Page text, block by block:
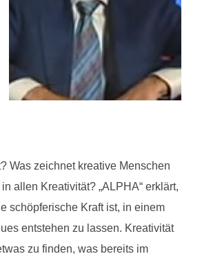
Was zeichnet kreative Menschen
allen Kreativität? „ALPHA“ erklärt,
schöpferische Kraft ist, in einem
entstehen zu lassen. Kreativität
zu finden, was bereits im